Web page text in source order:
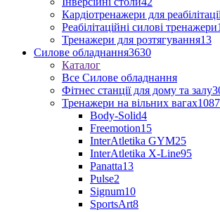
Кардіотренажери для
Реабілітаційні силові тренажери
Тренажери для розтягування13
Силове обладнання3630
Каталог
Все Силове обладнання
Фітнес станції для дому та залу
Тренажери на вільних вагах1087
Body-Solid4
Freemotion15
InterAtletika GYM25
InterAtletika X-Line95
Panatta13
Pulse2
Signum10
SportsArt8